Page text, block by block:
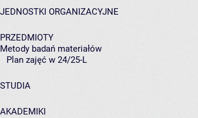
JEDNOSTKI ORGANIZACYJNE
PRZEDMIOTY
Metody badań materiałów
Plan zajęć w 24/25-L
STUDIA
AKADEMIKI